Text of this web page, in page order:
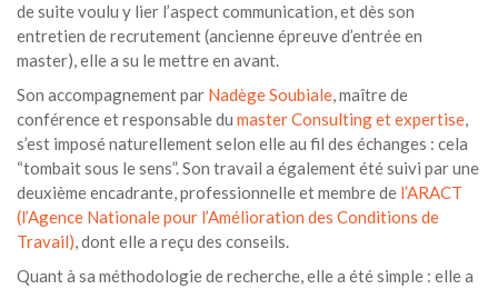
de suite voulu y lier l’aspect communication, et dès son
entretien de recrutement (ancienne épreuve d’entrée en
master), elle a su le mettre en avant.
Son accompagnement par Nadège Soubiale, maître de
conférence et responsable du master Consulting et expertise,
s’est imposé naturellement selon elle au fil des échanges : cela
“tombait sous le sens”. Son travail a également été suivi par une
deuxième encadrante, professionnelle et membre de l’ARACT
(l’Agence Nationale pour l’Amélioration des Conditions de
Travail), dont elle a reçu des conseils.
Quant à sa méthodologie de recherche, elle a été simple : elle a